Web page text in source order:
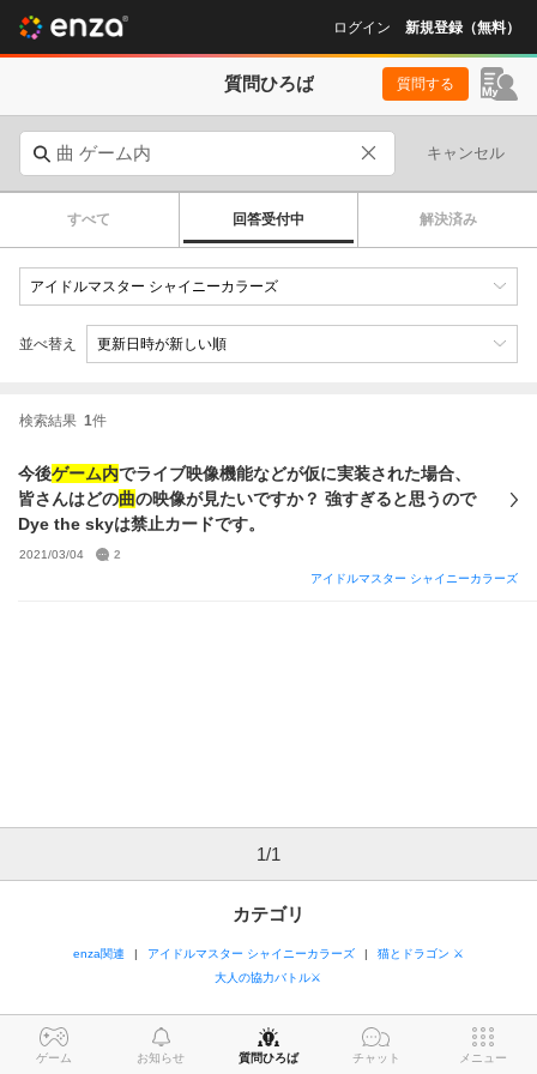
ログイン 新規登録（無料）
質問ひろば 質問する
キャンセル
すべて 回答受付中 解決済み
並べ替え
検索結果 1件
今後ゲーム内でライブ映像機能などが仮に実装された場合、
皆さんはどの曲の映像が見たいですか？ 強すぎると思うので
Dye the skyは禁止カードです。
2021/03/04
2
アイドルマスター シャイニーカラーズ
1/1
カテゴリ
enza関連 アイドルマスター シャイニーカラーズ
猫とドラゴン ⚔
大人の協力バトル⚔
ゲーム お知らせ 質問ひろば チャット メニュー